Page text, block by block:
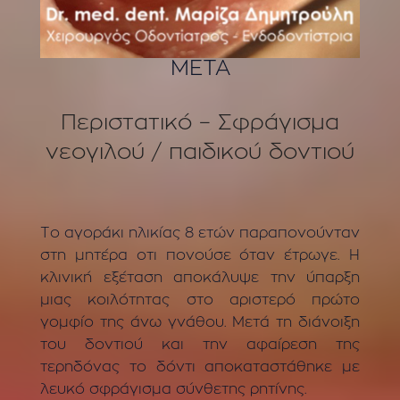
ΜΕΤΑ
Περιστατικό – Σφράγισμα
νεογιλού / παιδικού δοντιού
Το αγοράκι ηλικίας 8 ετών παραπονούνταν
στη μητέρα οτι πονούσε όταν έτρωγε. Η
κλινική εξέταση αποκάλυψε την ύπαρξη
μιας κοιλότητας στο αριστερό πρώτο
γομφίο της άνω γνάθου. Μετά τη διάνοιξη
του δοντιού και την αφαίρεση της
τερηδόνας το δόντι αποκαταστάθηκε με
λευκό σφράγισμα σύνθετης ρητίνης.